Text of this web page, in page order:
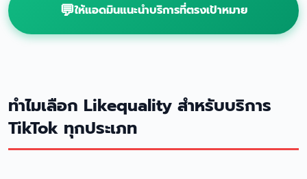
ให้แอดมินแนะนำบริการที่ตรงเป้าหมาย
ทำไมเลือก Likequality สำหรับบริการ
TikTok ทุกประเภท